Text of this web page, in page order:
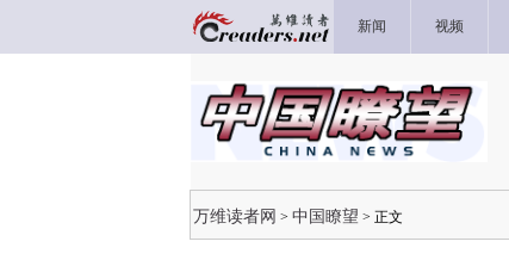
新闻 视频
万维读者网 > 中国瞭望 > 正文